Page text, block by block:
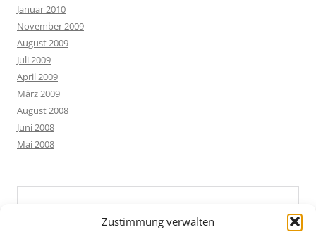
Zustimmung verwalten
Januar 2010
November 2009
August 2009
Juli 2009
April 2009
März 2009
August 2008
Juni 2008
Mai 2008